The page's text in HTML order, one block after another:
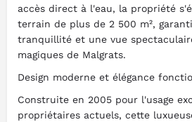
accès direct à l'eau, la propriété
terrain de plus de 2 500 m²,
tranquillité et une vue
magiques de Malgrats.
Design moderne et élégance
Construite en 2005 pour l'usage
propriétaires actuels, cette